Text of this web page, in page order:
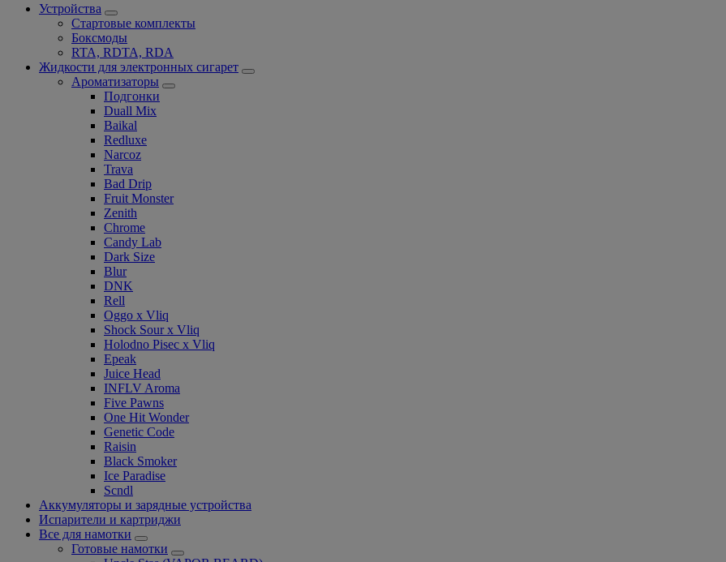
Устройства
Стартовые комплекты
Боксмоды
RTA, RDTA, RDA
Жидкости для электронных сигарет
Ароматизаторы
Подгонки
Duall Mix
Baikal
Redluxe
Narcoz
Trava
Bad Drip
Fruit Monster
Zenith
Chrome
Candy Lab
Dark Size
Blur
DNK
Rell
Oggo x Vliq
Shock Sour x Vliq
Holodno Pisec x Vliq
Epeak
Juice Head
INFLV Aroma
Five Pawns
One Hit Wonder
Genetic Code
Raisin
Black Smoker
Ice Paradise
Scndl
Аккумуляторы и зарядные устройства
Испарители и картриджи
Все для намотки
Готовые намотки